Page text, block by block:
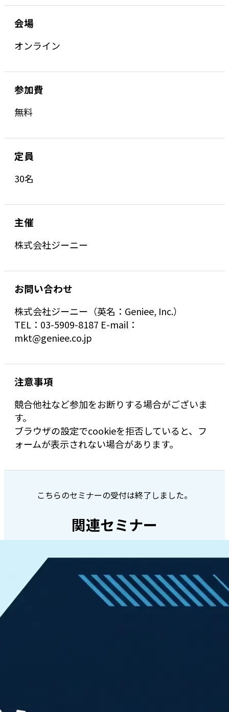
会場
オンライン
参加費
無料
定員
30名
主催
株式会社ジーニー
お問い合わせ
株式会社ジーニー（英名：Geniee, Inc.）
TEL：03-5909-8187 E-mail：
mkt@geniee.co.jp
注意事項
競合他社など参加をお断りする場合がございま
す。
ブラウザの設定でcookieを拒否していると、フ
ォームが表示されない場合があります。
こちらのセミナーの受付は終了しました。
関連セミナー